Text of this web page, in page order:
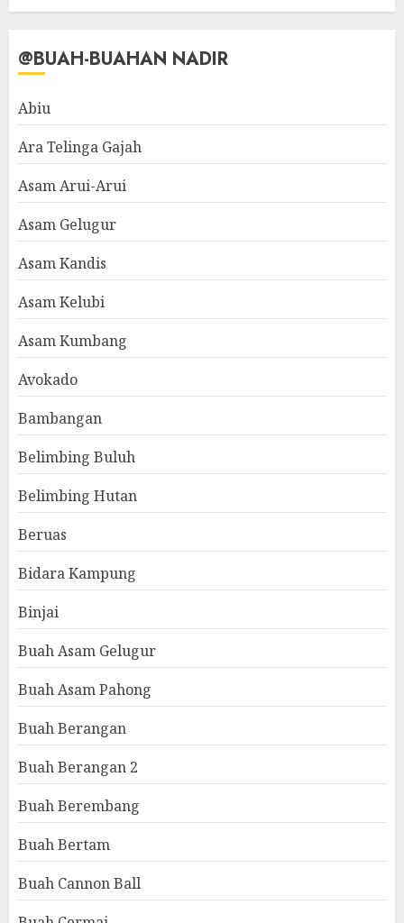
@BUAH-BUAHAN NADIR
Abiu
Ara Telinga Gajah
Asam Arui-Arui
Asam Gelugur
Asam Kandis
Asam Kelubi
Asam Kumbang
Avokado
Bambangan
Belimbing Buluh
Belimbing Hutan
Beruas
Bidara Kampung
Binjai
Buah Asam Gelugur
Buah Asam Pahong
Buah Berangan
Buah Berangan 2
Buah Berembang
Buah Bertam
Buah Cannon Ball